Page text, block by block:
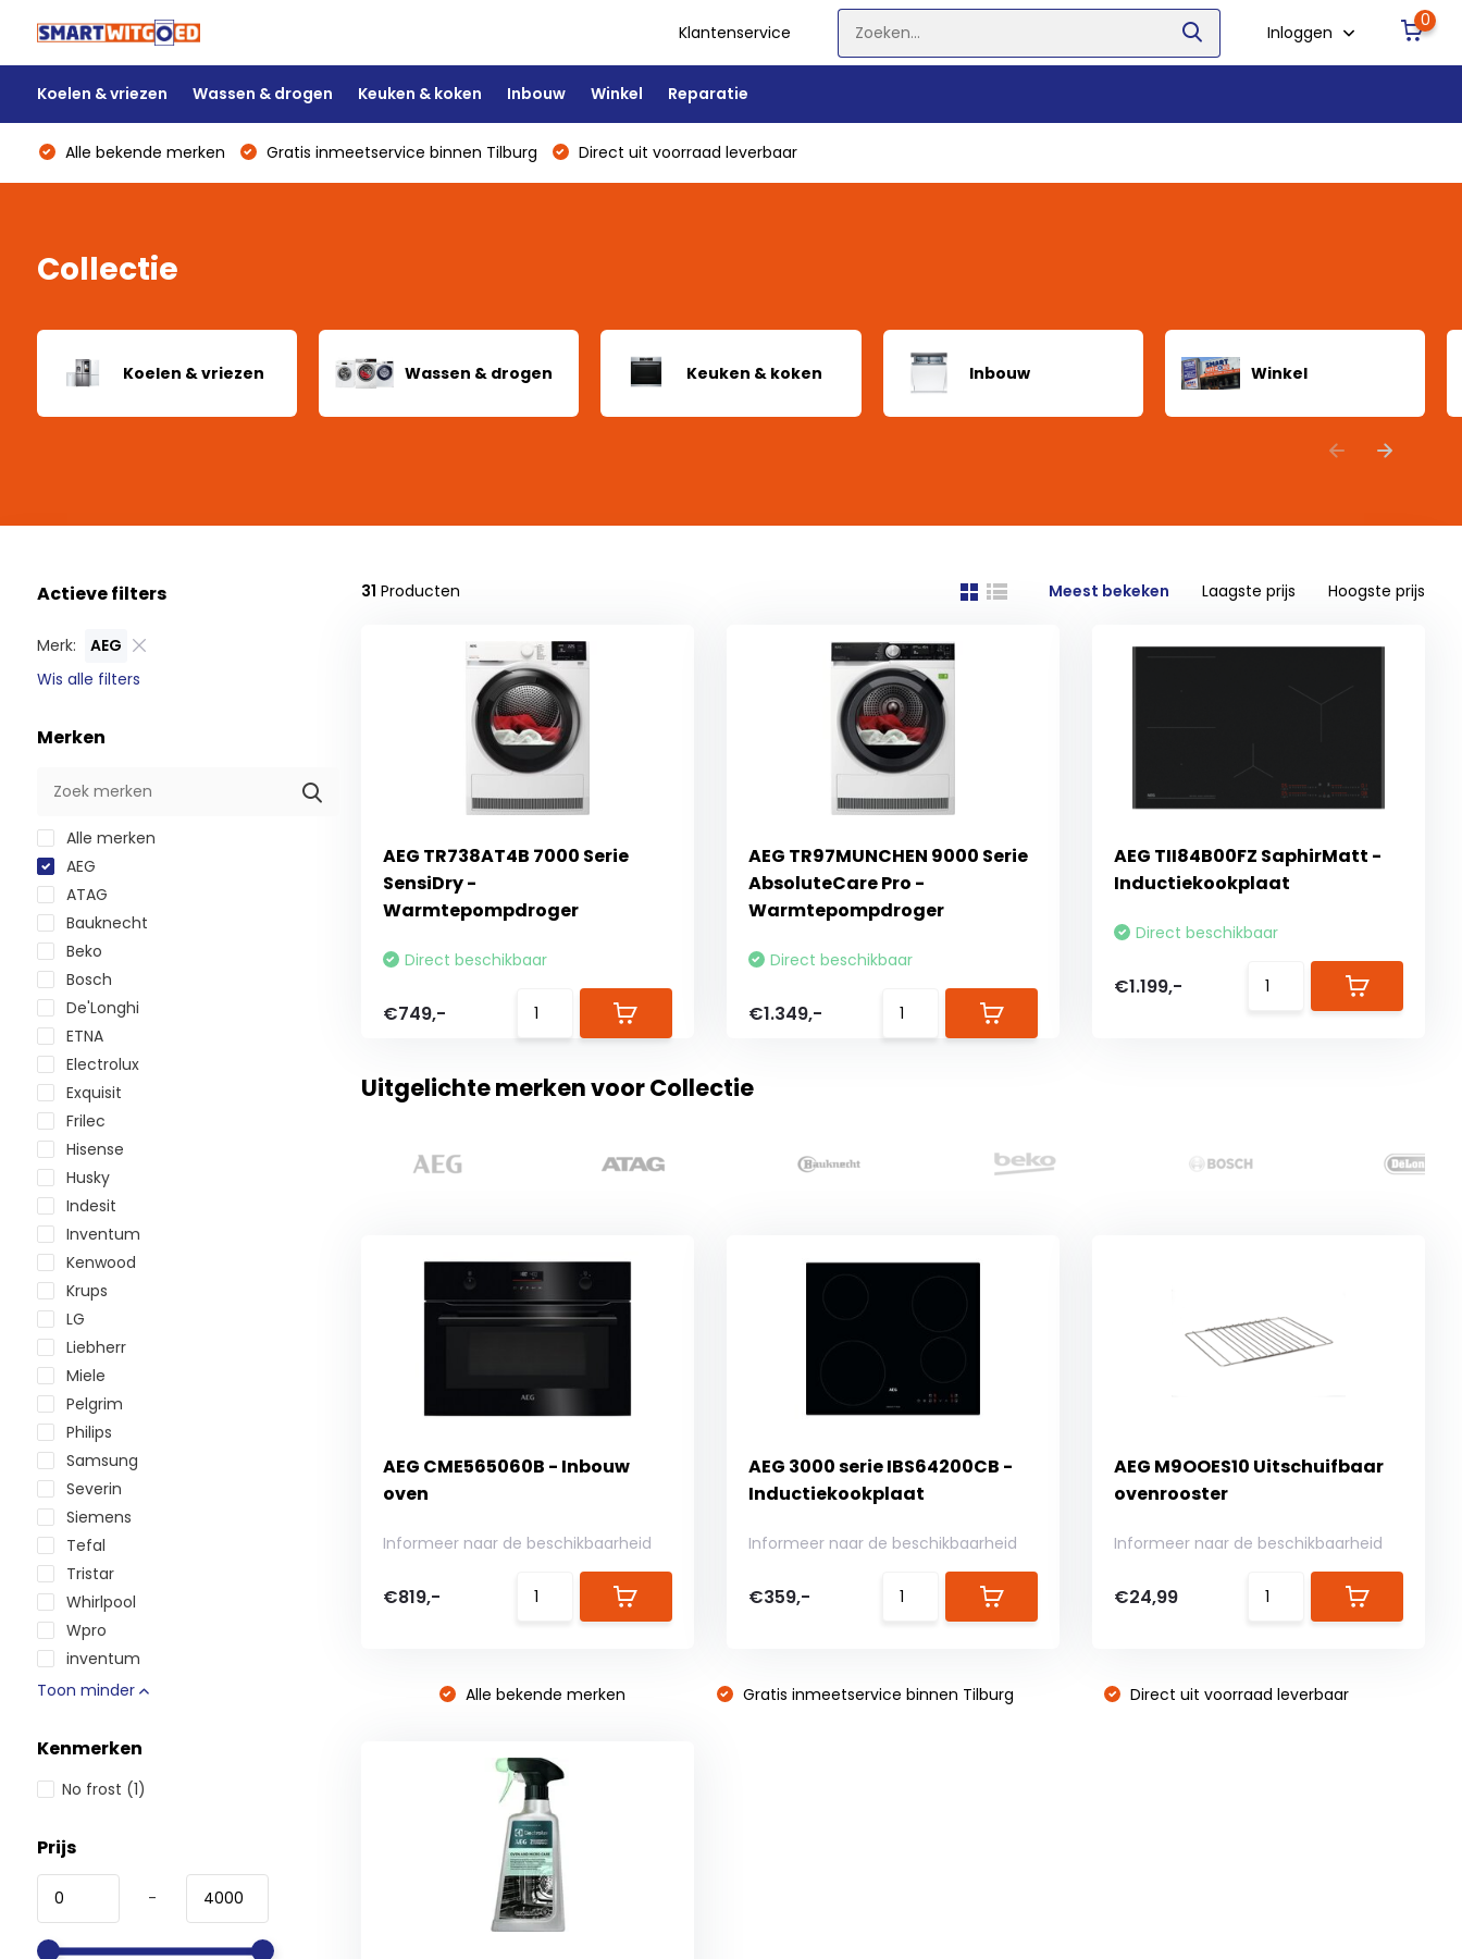
Klantenservice Inloggen
0
Koelen & vriezen Wassen & drogen Keuken & koken Inbouw Winkel Reparatie
Alle bekende merken Gratis inmeetservice binnen Tilburg Direct uit voorraad leverbaar
Collectie
Koelen & vriezen Wassen & drogen Keuken & koken Inbouw Winkel
Actieve filters
Merk:
AEG
Wis alle filters
Merken
Alle merken
AEG
ATAG
Bauknecht
Beko
Bosch
De'Longhi
ETNA
Electrolux
Exquisit
Frilec
Hisense
Husky
Indesit
Inventum
Kenwood
Krups
LG
Liebherr
Miele
Pelgrim
Philips
Samsung
Severin
Siemens
Tefal
Tristar
Whirlpool
Wpro
inventum
Toon minder
Kenmerken
No frost (1)
Prijs
-
31 Producten Meest bekeken Laagste prijs Hoogste prijs
AEG TR738AT4B 7000 Serie
SensiDry -
Warmtepompdroger
Direct beschikbaar
€749,-
AEG TR97MUNCHEN 9000 Serie
AbsoluteCare Pro -
Warmtepompdroger
Direct beschikbaar
€1.349,-
AEG TII84B00FZ SaphirMatt -
Inductiekookplaat
Direct beschikbaar
€1.199,-
Uitgelichte merken voor Collectie
AEG CME565060B - Inbouw
oven
Informeer naar de beschikbaarheid
€819,-
AEG 3000 serie IBS64200CB -
Inductiekookplaat
Informeer naar de beschikbaarheid
€359,-
AEG M9OOES10 Uitschuifbaar
ovenrooster
Informeer naar de beschikbaarheid
€24,99
Alle bekende merken Gratis inmeetservice binnen Tilburg Direct uit voorraad leverbaar